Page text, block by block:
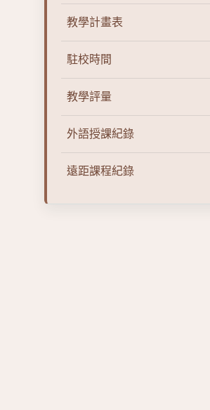
教學計畫表
駐校時間
教學評量
外語授課紀錄
遠距課程紀錄